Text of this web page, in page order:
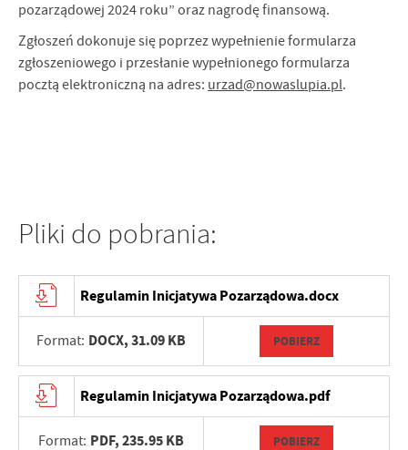
pozarządowej 2024 roku” oraz nagrodę finansową.
Zgłoszeń dokonuje się poprzez wypełnienie formularza
zgłoszeniowego i przesłanie wypełnionego formularza
pocztą elektroniczną na adres: urzad@nowaslupia.pl.
Pliki do pobrania:
Regulamin Inicjatywa Pozarządowa.docx
Format: DOCX,31.09 KB POBIERZ
Regulamin Inicjatywa Pozarządowa.pdf
Format: PDF,235.95 KB POBIERZ